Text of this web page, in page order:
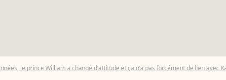
le prince William a changé d’attitude et ça n’a pas forcément de lien avec